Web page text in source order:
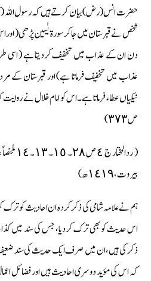
حضرت انس (رض) بیان کرتے ہیں کہ رسول اللہ
شخص نے قبرستان میں جا کر سورة یٰسین پڑھی ( اور اس
دن ان کے عذاب میں تخفیف کردیتا ہے ( اسی
عذاب میں تخفیف فرماتا ہے) اور قبرستان کے
ص ٣٧٣)
(
بیروت، ١٤١٩ ھ)
ہم نے علامہ شامی کی ذکر کردہ ان احادیث کو ترک
اس حدیث کو بھی ترک کردیا، جس کی سند میں
ذکر کی ہیں، ان میں صرف ایک حدیث کی سند
کہ اس کی مؤید دوسری احادیث ہیں اور فضائل